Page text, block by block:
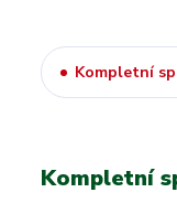
Kompletní
Kompletní